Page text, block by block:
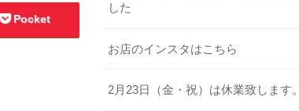
Pocket
した
お店のインスタはこちら
2月23日（金・祝）は休業致します。